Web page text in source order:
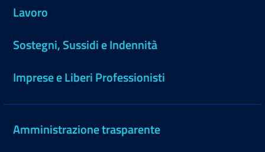
Lavoro
Sostegni, Sussidi e Indennità
Imprese e Liberi Professionisti
Amministrazione trasparente